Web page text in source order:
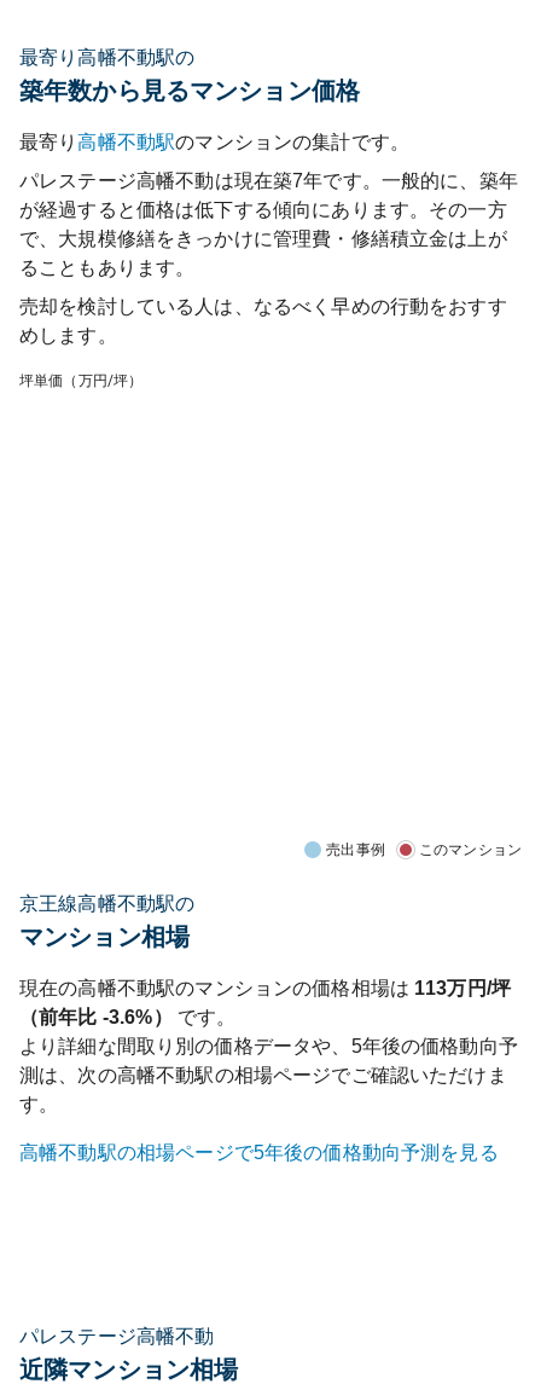
最寄り高幡不動駅の
築年数から見るマンション価格
最寄り高幡不動駅のマンションの集計です。
パレステージ高幡不動は現在築7年です。一般的に、築年
が経過すると価格は低下する傾向にあります。その一方
で、大規模修繕をきっかけに管理費・修繕積立金は上が
ることもあります。
売却を検討している人は、なるべく早めの行動をおすす
めします。
坪単価（万円/坪）
売出事例 このマンション
京王線高幡不動駅の
マンション相場
現在の高幡不動駅のマンションの価格相場は 113万円/坪
（前年比 -3.6%）
です。
より詳細な間取り別の価格データや、5年後の価格動向予
測は、次の高幡不動駅の相場ページでご確認いただけま
す。
高幡不動駅の相場ページで5年後の価格動向予測を見る
パレステージ高幡不動
近隣マンション相場